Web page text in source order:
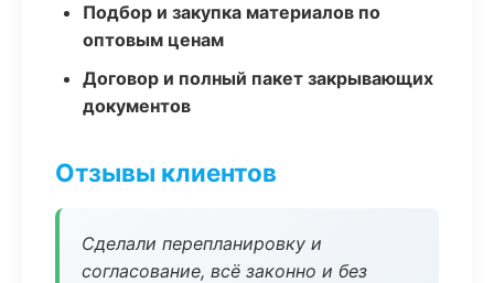
Подбор и закупка материалов по
оптовым ценам
Договор и полный пакет закрывающих
документов
Отзывы клиентов
Сделали перепланировку и
согласование, всё законно и без